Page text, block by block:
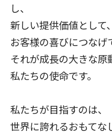
し、
新しい提供価値として、
お客様の喜びにつなげ
それが成長の大きな原
私たちの使命です。
私たちが目指すのは、
世界に誇れるおもてな